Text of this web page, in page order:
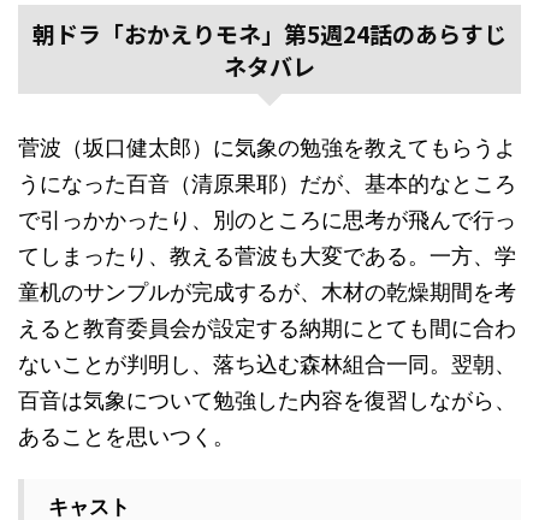
朝ドラ「おかえりモネ」第5週24話のあらすじ
ネタバレ
菅波（坂口健太郎）に気象の勉強を教えてもらうよ
うになった百音（清原果耶）だが、基本的なところ
で引っかかったり、別のところに思考が飛んで行っ
てしまったり、教える菅波も大変である。一方、学
童机のサンプルが完成するが、木材の乾燥期間を考
えると教育委員会が設定する納期にとても間に合わ
ないことが判明し、落ち込む森林組合一同。翌朝、
百音は気象について勉強した内容を復習しながら、
あることを思いつく。
キャスト